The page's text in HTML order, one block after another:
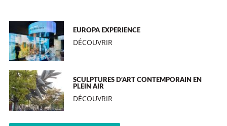
EUROPA EXPERIENCE
DÉCOUVRIR
SCULPTURES D’ART CONTEMPORAIN EN
PLEIN AIR
DÉCOUVRIR